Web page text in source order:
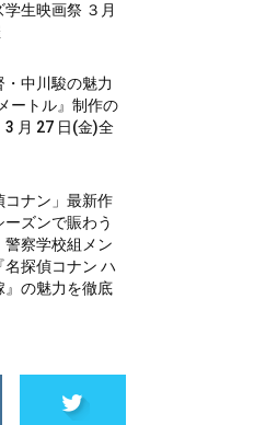
学生映画祭 ３月
中川駿の魅力
ートル』制作の
月 27 日(金)全
コナン」最新作
ズンで賑わう
察学校組メン
探偵コナン ハ
』の魅力を徹底